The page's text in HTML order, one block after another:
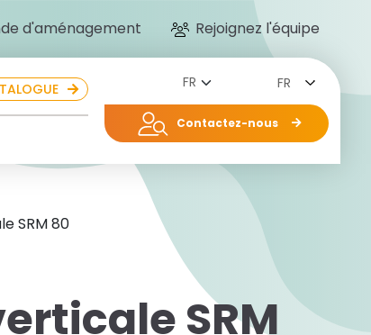
d'aménagement Rejoignez l'équipe
FR
Contactez-nous
SRM 80
SRM